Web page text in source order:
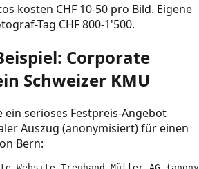
kosten CHF 10-50 pro Bild. Eigene
Tag CHF 800-1'500.
Corporate
Schweizer KMU
ein seriöses Festpreis-Angebot
Auszug (anonymisiert) für einen
Bern: